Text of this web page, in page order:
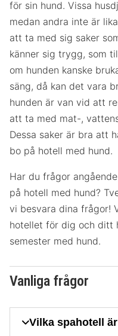
för sin hund. Vissa
medan andra inte är
att ta med sig saker
känner sig trygg, som
om hunden kanske
säng, då kan det vara
hunden är van vid att
att ta med mat-,
Dessa saker är bra att
bo på hotell med hund.
Har du frågor
på hotell med hund?
vi besvara dina frågor!
hotellet för dig och ditt
semester med hund.
Vanliga frågor
Vilka spahotell